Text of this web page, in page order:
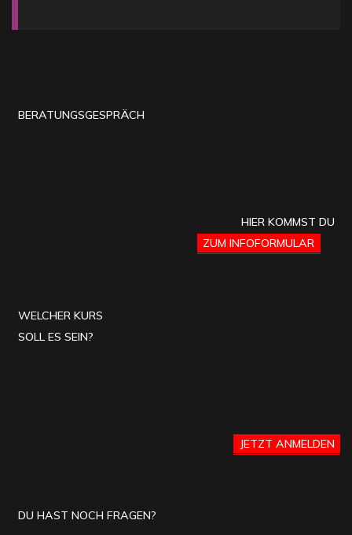
BERATUNGSGESPRÄCH
HIER KOMMST DU
ZUM INFOFORMULAR
WELCHER KURS
SOLL ES SEIN?
JETZT ANMELDEN
DU HAST NOCH FRAGEN?